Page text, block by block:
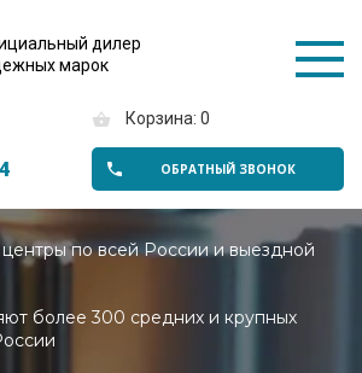
дилер
марок
Корзина: 0
ОБРАТНЫЙ ЗВОНОК
по всей России и выездной
более 300 средних и крупных